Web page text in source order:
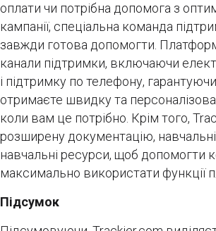
оплати чи потрібна допомога з
кампанії, спеціальна команда
завжди готова допомогти.
канали підтримки, включаючи
і підтримку по телефону,
отримаєте швидку та
коли вам це потрібно. Крім того,
розширену документацію,
навчальні ресурси, щоб допомогти
максимально використати функції
Підсумок